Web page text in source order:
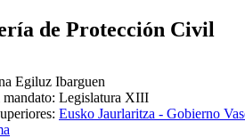
de Protección Civil
Egiluz Ibarguen
: Legislatura XIII
: Eusko Jaurlaritza - Gobierno